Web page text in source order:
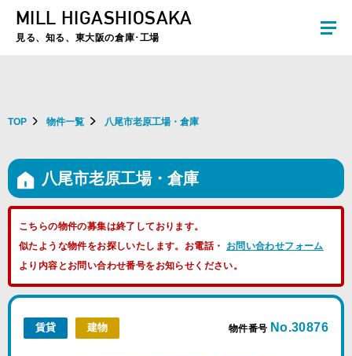
夏季休暇のお知らせ：2026年8月8日(土)～8月16日(日)まで休業とさせていた
MILL HIGASHIOSAKA
見る、知る、東大阪の倉庫･工場
TOP 物件一覧 八尾市老原工場・倉庫
八尾市老原工場・倉庫
こちらの物件の募集は終了しております。
似たような物件をお探しいたします。お電話・ お問い合わせフォーム
より内容とお問い合わせ番号をお知らせください。
賃貸 建物 物件番号 No.30876